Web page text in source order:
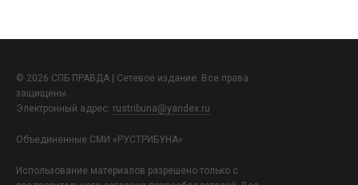
© 2026 СПБ ПРАВДА | Сетевое издание. Все права
защищены.
Электронный адрес: rustribuna@yandex.ru
Объединенные СМИ «РУСТРИБУНА»
Использование материалов разрешено только с